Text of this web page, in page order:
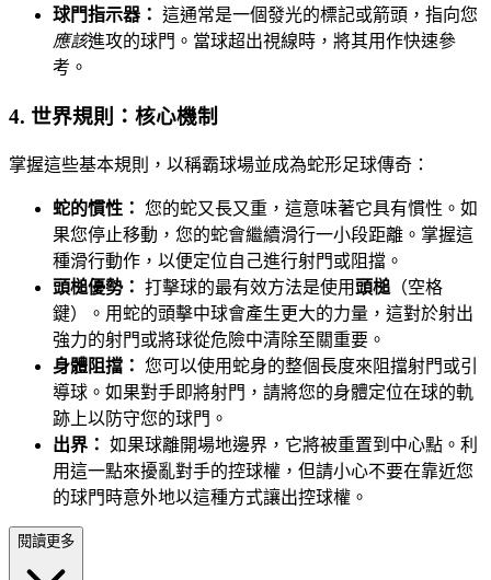
球門指示器： 這通常是一個發光的標記或箭頭，指向您
應該進攻的球門。當球超出視線時，將其用作快速參
考。
4. 世界規則：核心機制
掌握這些基本規則，以稱霸球場並成為蛇形足球傳奇：
蛇的慣性： 您的蛇又長又重，這意味著它具有慣性。如
果您停止移動，您的蛇會繼續滑行一小段距離。掌握這
種滑行動作，以便定位自己進行射門或阻擋。
頭槌優勢： 打擊球的最有效方法是使用 頭槌 （空格
鍵）。用蛇的頭擊中球會產生更大的力量，這對於射出
強力的射門或將球從危險中清除至關重要。
身體阻擋： 您可以使用蛇身的整個長度來阻擋射門或引
導球。如果對手即將射門，請將您的身體定位在球的軌
跡上以防守您的球門。
出界： 如果球離開場地邊界，它將被重置到中心點。利
用這一點來擾亂對手的控球權，但請小心不要在靠近您
的球門時意外地以這種方式讓出控球權。
閱讀更多